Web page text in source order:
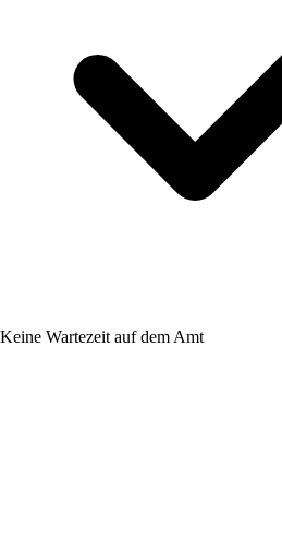
Keine Wartezeit auf dem Amt